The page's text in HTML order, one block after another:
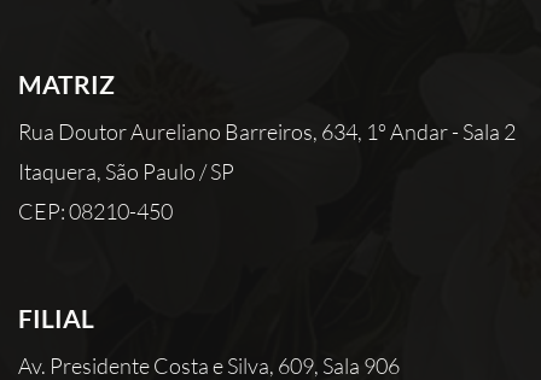
MATRIZ
Rua Doutor Aureliano Barreiros, 634, 1º Andar - Sala 2
Itaquera, São Paulo / SP
CEP: 08210-450
FILIAL
Av. Presidente Costa e Silva, 609, Sala 906